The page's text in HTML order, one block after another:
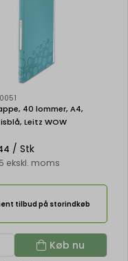
40 lommer, A4,
Leitz WOW
/ Stk
ekskl. moms
tilbud på storindkøb
Køb nu